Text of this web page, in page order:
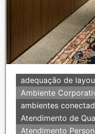
adequação de
Ambiente
ambientes
Atendimento de
Atendimento